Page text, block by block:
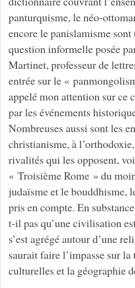
panturquisme, le néo-
encore le panislamisme
question informelle posée
Martinet, professeur de
entrée sur le «
appelé mon attention sur ce
par les événements
Nombreuses aussi sont les
christianisme, à
rivalités qui les opposent,
« Troisième Rome » du
judaïsme et le bouddhisme,
pris en compte. En
t-il pas qu’une civilisation
s’est agrégé autour d’une
saurait faire l’impasse sur
culturelles et la géographie